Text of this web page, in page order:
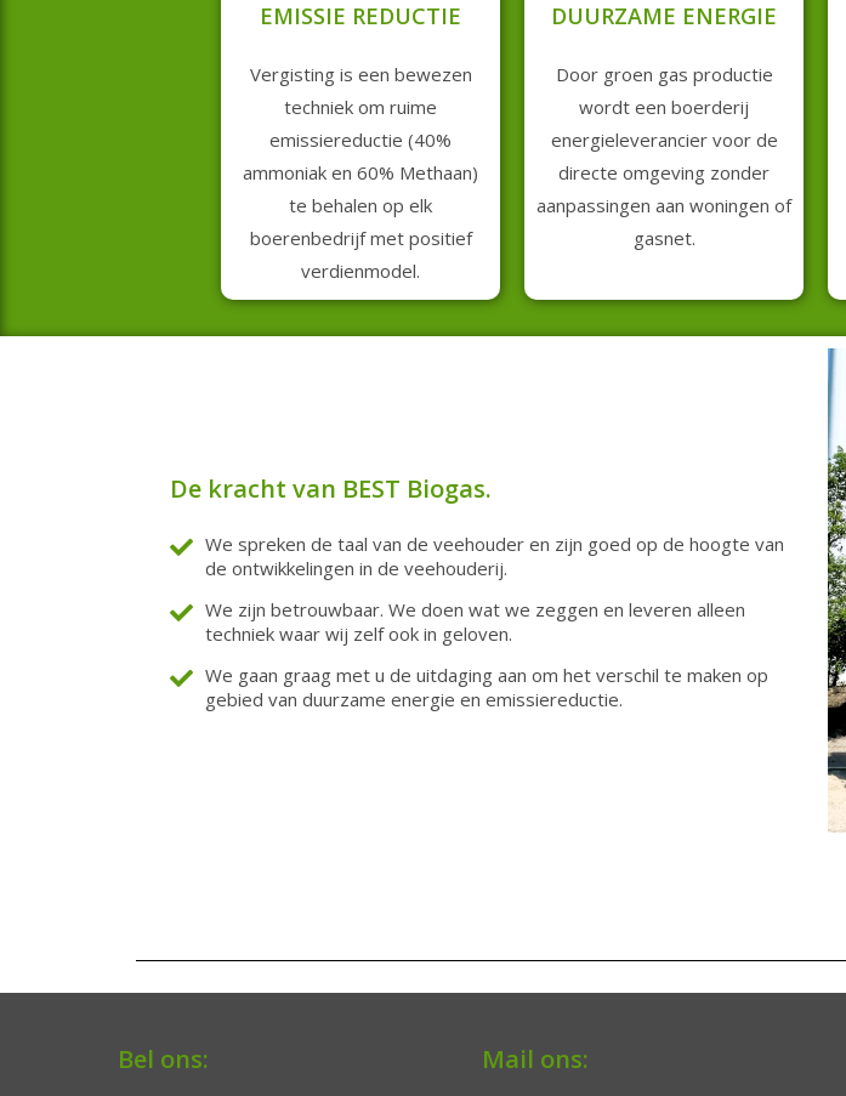
EMISSIE REDUCTIE
Vergisting is een bewezen
techniek om ruime
emissiereductie (40%
ammoniak en 60% Methaan)
te behalen op elk
boerenbedrijf met positief
verdienmodel.
DUURZAME ENERGIE
Door groen gas productie
wordt een boerderij
energieleverancier voor de
directe omgeving zonder
aanpassingen aan woningen of
gasnet.
De kracht van BEST Biogas.
We spreken de taal van de veehouder en zijn goed op de hoogte van
de ontwikkelingen in de veehouderij.
We zijn betrouwbaar. We doen wat we zeggen en leveren alleen
techniek waar wij zelf ook in geloven.
We gaan graag met u de uitdaging aan om het verschil te maken op
gebied van duurzame energie en emissiereductie.
Bel ons: Mail ons: